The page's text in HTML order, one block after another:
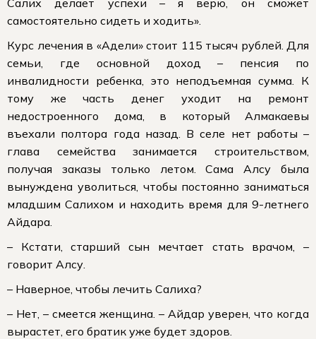
Салих делает успехи – я верю, он сможет
самостоятельно сидеть и ходить».
Курс лечения в «Адели» стоит 115 тысяч рублей. Для
семьи, где основной доход – пенсия по
инвалидности ребенка, это неподъемная сумма. К
тому же часть денег уходит на ремонт
недостроенного дома, в который Алмакаевы
въехали полтора года назад. В селе нет работы –
глава семейства занимается строительством,
получая заказы только летом. Сама Алсу была
вынуждена уволиться, чтобы постоянно заниматься
младшим Салихом и находить время для 9-летнего
Айдара.
– Кстати, старший сын мечтает стать врачом, –
говорит Алсу.
– Наверное, чтобы лечить Салиха?
– Нет, – смеется женщина. – Айдар уверен, что когда
вырастет, его братик уже будет здоров.